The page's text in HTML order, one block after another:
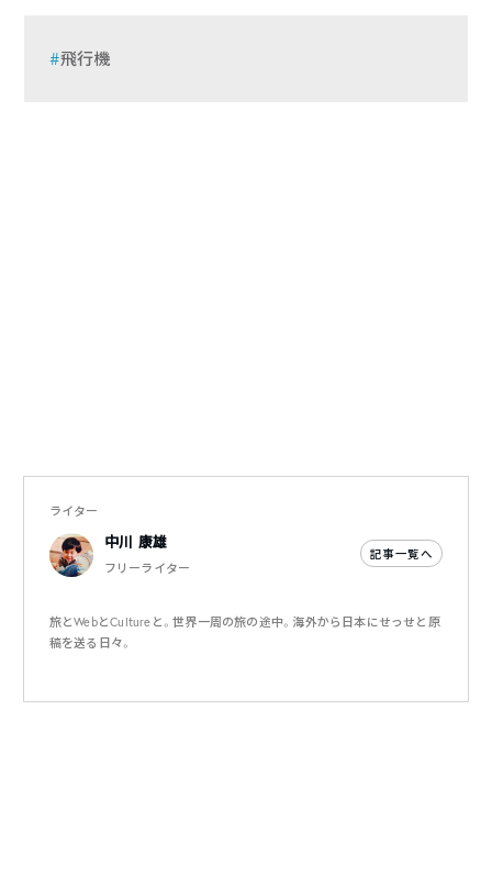
飛行機
ライター
中川 康雄
フリーライター
記事一覧へ
旅とWebとCultureと。世界一周の旅の途中。海外から日本にせっせと原
稿を送る日々。